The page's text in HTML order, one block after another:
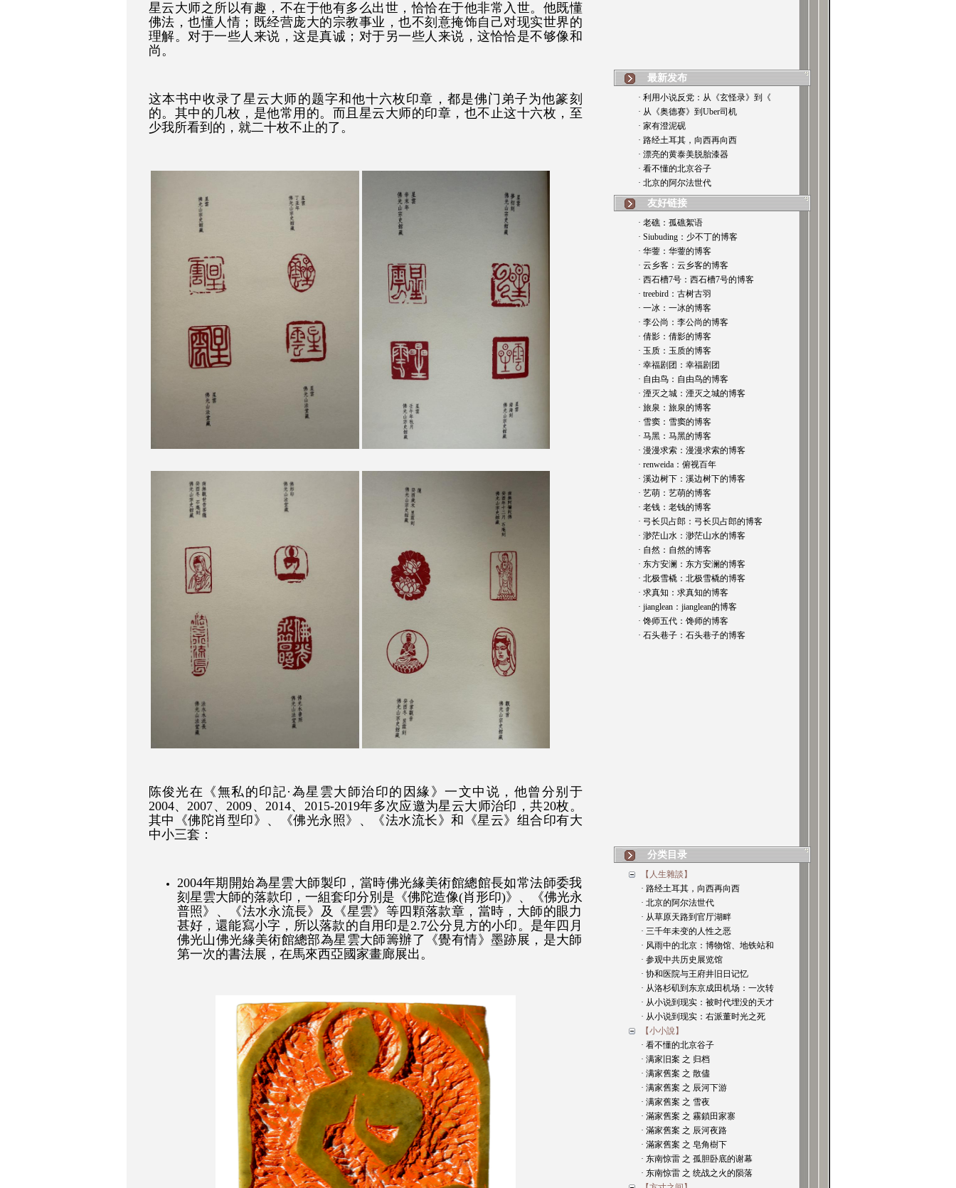
星云大师之所以有趣，不在于他有多么出世，恰恰在于他非常入世。他既懂
佛法，也懂人情；既经营庞大的宗教事业，也不刻意掩饰自己对现实世界的
理解。对于一些人来说，这是真诚；对于另一些人来说，这恰恰是不够像和
尚。
这本书中收录了星云大师的题字和他十六枚印章，都是佛门弟子为他篆刻
的。其中的几枚，是他常用的。而且星云大师的印章，也不止这十六枚，至
少我所看到的，就二十枚不止的了。
陈俊光在《無私的印記·為星雲大師治印的因緣》一文中说，他曾分别于
2004、2007、2009、2014、2015-2019年多次应邀为星云大师治印，共20枚。
其中《佛陀肖型印》、《佛光永照》、《法水流长》和《星云》组合印有大
中小三套：
2004年期開始為星雲大師製印，當時佛光緣美術館總館長如常法師委我
刻星雲大師的落款印，一組套印分別是《佛陀造像(肖形印)》、《佛光永
普照》、《法水永流長》及《星雲》等四顆落款章，當時，大師的眼力
甚好，還能寫小字，所以落款的自用印是2.7公分見方的小印。是年四月
佛光山佛光緣美術館總部為星雲大師籌辦了《覺有情》墨跡展，是大師
第一次的書法展，在馬來西亞國家畫廊展出。
最新发布
· 利用小说反党：从《玄怪录》到《
· 从《奥德赛》到Uber司机
· 家有澄泥砚
· 路经土耳其，向西再向西
· 漂亮的黄泰美脱胎漆器
· 看不懂的北京谷子
· 北京的阿尔法世代
友好链接
· 老礁：孤礁絮语
· Siubuding：少不丁的博客
· 华蓥：华蓥的博客
· 云乡客：云乡客的博客
· 西石槽7号：西石槽7号的博客
· treebird：古树古羽
· 一冰：一冰的博客
· 李公尚：李公尚的博客
· 倩影：倩影的博客
· 玉质：玉质的博客
· 幸福剧团：幸福剧团
· 自由鸟：自由鸟的博客
· 湮灭之城：湮灭之城的博客
· 旅泉：旅泉的博客
· 雪窦：雪窦的博客
· 马黑：马黑的博客
· 漫漫求索：漫漫求索的博客
· renweida：俯视百年
· 溪边树下：溪边树下的博客
· 艺萌：艺萌的博客
· 老钱：老钱的博客
· 弓长贝占郎：弓长贝占郎的博客
· 渺茫山水：渺茫山水的博客
· 自然：自然的博客
· 东方安澜：东方安澜的博客
· 北极雪橇：北极雪橇的博客
· 求真知：求真知的博客
· jianglean：jianglean的博客
· 馋师五代：馋师的博客
· 石头巷子：石头巷子的博客
分类目录
【人生雜談】
· 路经土耳其，向西再向西
· 北京的阿尔法世代
· 从草原天路到官厅湖畔
· 三千年未变的人性之恶
· 风雨中的北京：博物馆、地铁站和
· 参观中共历史展览馆
· 协和医院与王府井旧日记忆
· 从洛杉矶到东京成田机场：一次转
· 从小说到现实：被时代埋没的天才
· 从小说到现实：右派董时光之死
【小小說】
· 看不懂的北京谷子
· 满家旧案 之 归档
· 满家舊案 之 散儘
· 满家舊案 之 辰河下游
· 满家舊案 之 雪夜
· 滿家舊案 之 霧鎖田家寨
· 滿家舊案 之 辰河夜路
· 滿家舊案 之 皂角樹下
· 东南惊雷 之 孤胆卧底的谢幕
· 东南惊雷 之 统战之火的陨落